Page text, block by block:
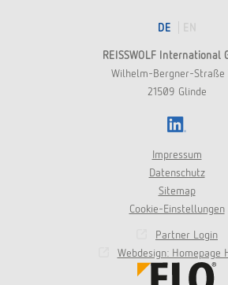
DE EN
REISSWOLF International
Wilhelm-Bergner-Straße
21509 Glinde
Impressum
Datenschutz
Sitemap
Cookie-Einstellungen
Partner Login
Webdesign: Homepage